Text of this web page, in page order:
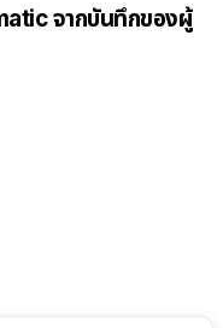
จากบันทึกของผู้